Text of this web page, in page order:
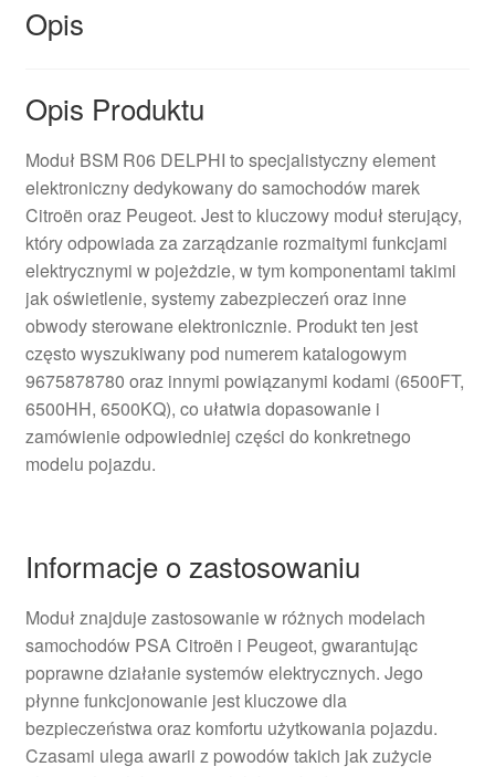
Opis
Opis Produktu
Moduł BSM R06 DELPHI to specjalistyczny element
elektroniczny dedykowany do samochodów marek
Citroën oraz Peugeot. Jest to kluczowy moduł sterujący,
który odpowiada za zarządzanie rozmaitymi funkcjami
elektrycznymi w pojeżdzie, w tym komponentami takimi
jak oświetlenie, systemy zabezpieczeń oraz inne
obwody sterowane elektronicznie. Produkt ten jest
często wyszukiwany pod numerem katalogowym
9675878780 oraz innymi powiązanymi kodami (6500FT,
6500HH, 6500KQ), co ułatwia dopasowanie i
zamówienie odpowiedniej części do konkretnego
modelu pojazdu.
Informacje o zastosowaniu
Moduł znajduje zastosowanie w różnych modelach
samochodów PSA Citroën i Peugeot, gwarantując
poprawne działanie systemów elektrycznych. Jego
płynne funkcjonowanie jest kluczowe dla
bezpieczeństwa oraz komfortu użytkowania pojazdu.
Czasami ulega awarii z powodów takich jak zużycie